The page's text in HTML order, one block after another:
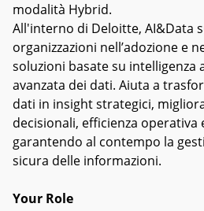
modalità Hybrid.
All'interno di Deloitte, AI&Data
organizzazioni nell’adozione e
soluzioni basate su intelligenza
avanzata dei dati. Aiuta a
dati in insight strategici,
decisionali, efficienza operativa
garantendo al contempo la
sicura delle informazioni.
Your Role